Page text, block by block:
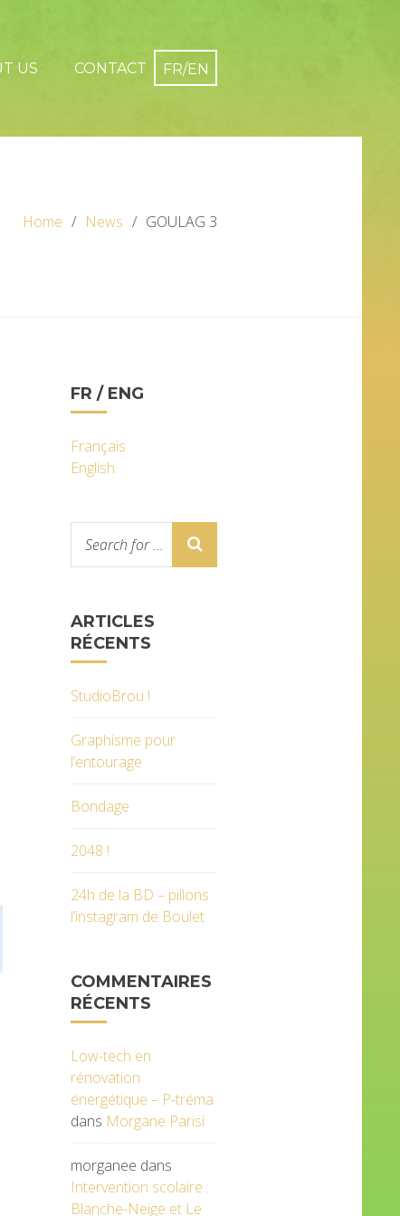
US CONTACT
Home News GOULAG 3
FR / ENG
Français
English
ARTICLES
RÉCENTS
StudioBrou !
Graphisme pour
l’entourage
Bondage
2048 !
24h de la BD – pillons
l’instagram de Boulet
COMMENTAIRES
RÉCENTS
Low-tech en
rénovation
énergétique – P-tréma
dans Morgane Parisi
morganee dans
Intervention scolaire :
Blanche-Neige et Le